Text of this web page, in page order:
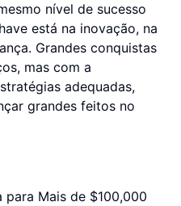
nível de sucesso
está na inovação, na
Grandes conquistas
mas com a
adequadas,
grandes feitos no